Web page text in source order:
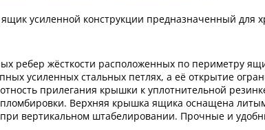
усиленной конструкции предназначенный для
ребер жёсткости расположенных по периметру
усиленных стальных петлях, а её открытие
прилегания крышки к уплотнительной
Верхняя крышка ящика оснащена
вертикальном штабелировании. Прочные и